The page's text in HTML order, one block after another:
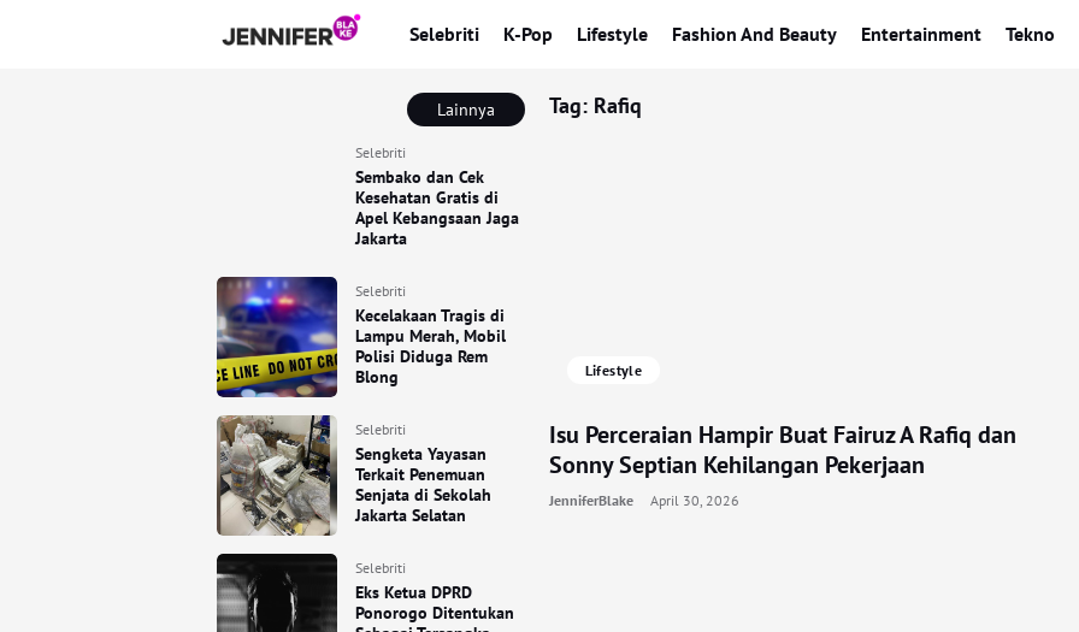
Selebriti K-Pop Lifestyle Fashion And Beauty Entertainment Tekno
Lainnya
Selebriti
Sembako dan Cek
Kesehatan Gratis di
Apel Kebangsaan Jaga
Jakarta
Selebriti
Kecelakaan Tragis di
Lampu Merah, Mobil
Polisi Diduga Rem
Blong
Selebriti
Sengketa Yayasan
Terkait Penemuan
Senjata di Sekolah
Jakarta Selatan
Selebriti
Eks Ketua DPRD
Ponorogo Ditentukan
Tag: Rafiq
Lifestyle
Isu Perceraian Hampir Buat Fairuz A Rafiq dan
Sonny Septian Kehilangan Pekerjaan
JenniferBlake April 30, 2026